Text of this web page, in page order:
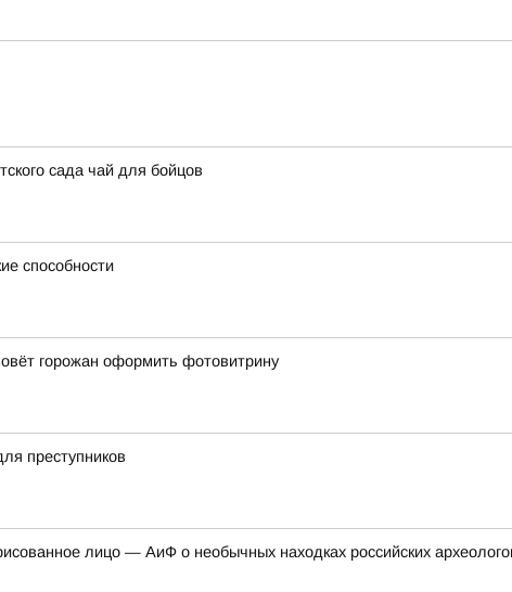
сада чай для бойцов
способности
горожан оформить фотовитрину
преступников
лицо — АиФ о необычных находках российских